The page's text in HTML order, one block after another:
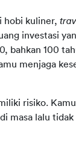
hobi kuliner,
investasi
bahkan 100
menjaga
risiko.
masa lalu